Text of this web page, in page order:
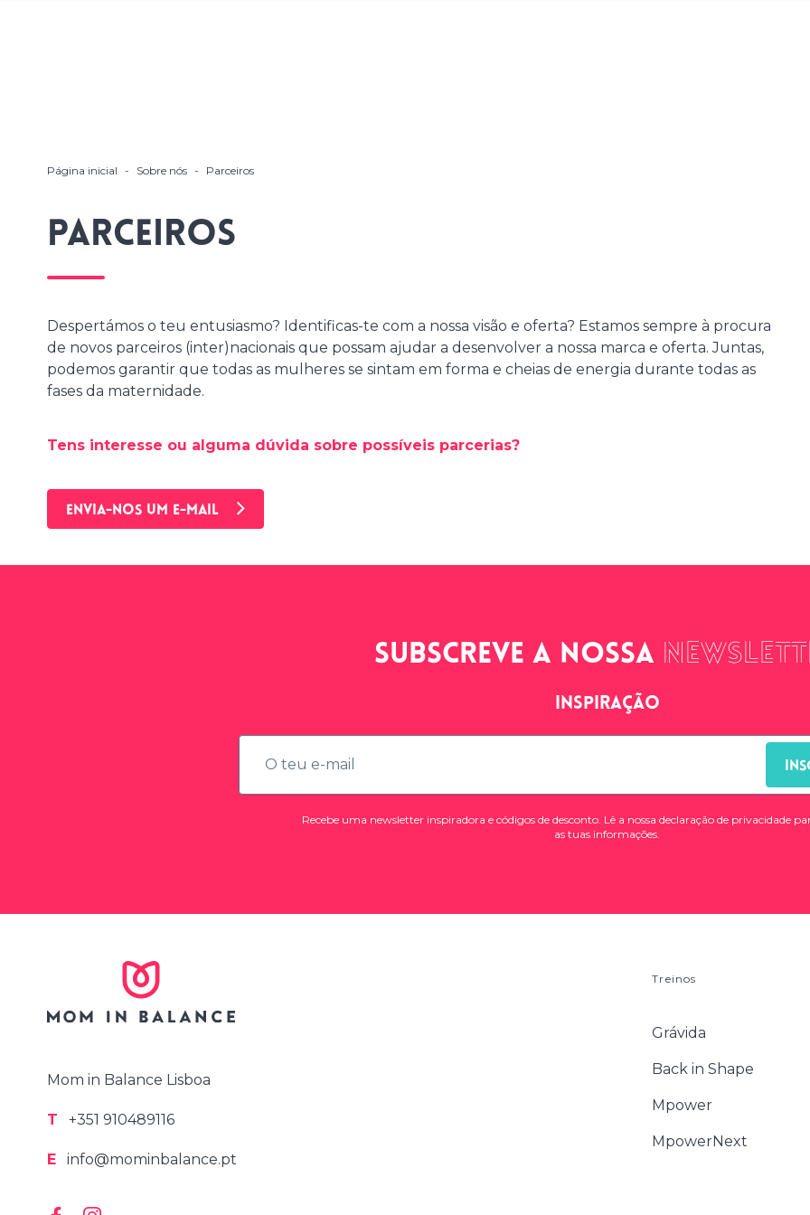
Página inicial - Sobre nós - Parceiros
Parceiros
Despertámos o teu entusiasmo? Identificas-te com a nossa visão e oferta? Estamos sempre à procura
de novos parceiros (inter)nacionais que possam ajudar a desenvolver a nossa marca e oferta. Juntas,
podemos garantir que todas as mulheres se sintam em forma e cheias de energia durante todas as
fases da maternidade.
Tens interesse ou alguma dúvida sobre possíveis parcerias?
ENVIA-NOS UM E-MAIL
Subscreve a nossa
Inspiração
Recebe uma newsletter inspiradora e códigos de desconto. Lê a nossa declaração de privacidade
as tuas informações.
Mom in Balance Lisboa
T +351 910489116
E info@mominbalance.pt
Treinos
Grávida
Back in Shape
Mpower
MpowerNext